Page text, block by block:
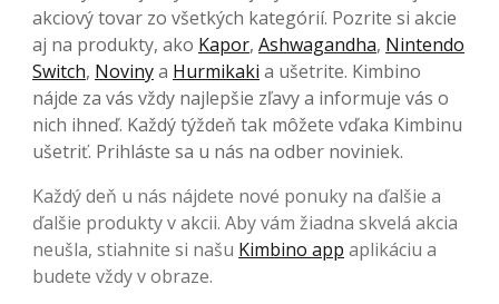
akciový tovar zo všetkých kategórií. Pozrite si akcie
aj na produkty, ako Kapor, Ashwagandha, Nintendo
Switch, Novinya Hurmikaki a ušetrite. Kimbino
nájde za vás vždy najlepšie zľavy a informuje vás o
nich ihneď. Každý týždeň tak môžete vďaka Kimbinu
ušetriť. Prihláste sa u nás na odber noviniek.
Každý deň u nás nájdete nové ponuky na ďalšie a
ďalšie produkty v akcii. Aby vám žiadna skvelá akcia
neušla, stiahnite si našu Kimbino app aplikáciu a
budete vždy v obraze.